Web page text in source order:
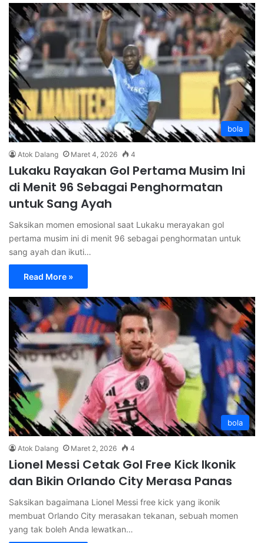
bola
Atok Dalang Maret 4, 2026 4
Lukaku Rayakan Gol Pertama Musim Ini
di Menit 96 Sebagai Penghormatan
untuk Sang Ayah
Saksikan momen emosional saat Lukaku merayakan gol
pertama musim ini di menit 96 sebagai penghormatan untuk
sang ayah dan ikuti…
Read More »
bola
Atok Dalang Maret 2, 2026 4
Lionel Messi Cetak Gol Free Kick Ikonik
dan Bikin Orlando City Merasa Panas
Saksikan bagaimana Lionel Messi free kick yang ikonik
membuat Orlando City merasakan tekanan, sebuah momen
yang tak boleh Anda lewatkan…